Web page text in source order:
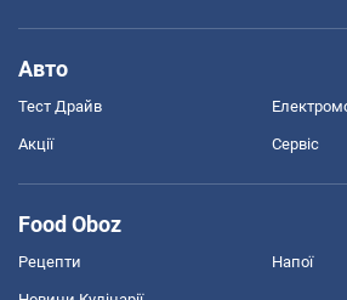
Авто
Тест Драйв
Акції Сервіс
Food Oboz
Рецепти Напої